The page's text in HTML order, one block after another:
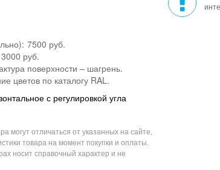
7500 руб.
3000 руб.
поверхности – шагрень.
цветов по каталогу RAL.
с регулировкой угла
могут отличаться от указанных на сайте,
товара на момент покупки и оплаты.
носит справочный характер и не